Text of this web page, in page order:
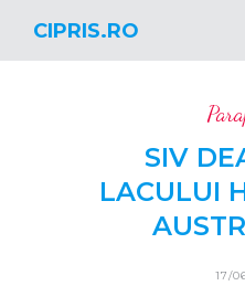
CIPRIS.RO
SIV
LACULUI
17/